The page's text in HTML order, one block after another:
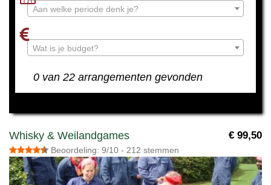
Aan welke periode denk je?
Wat is je budget?
0 van 22 arrangementen gevonden
Whisky & Weilandgames € 99,50
Beoordeling: 9/10 - 212 stemmen